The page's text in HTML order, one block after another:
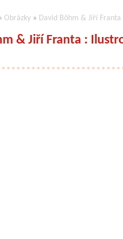
Obrázky » David Böhm & Jiří
& Jiří Franta :